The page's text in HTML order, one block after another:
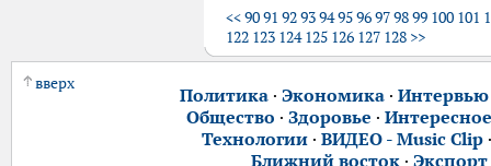
<<9091 9293949596979899 100 101
122 123 124 125 126 127 128 >>
вверх
Политика· Экономика· Интервью
Общество · Здоровье · Интересное
Технологии· ВИДЕО - Music Clip
Ближний восток ·